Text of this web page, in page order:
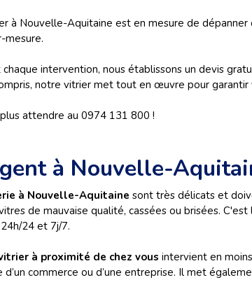
à Nouvelle-Aquitaine est en mesure de
mesure.
intervention, nous établissons un devis
notre vitrier met tout en œuvre pour
attendre au 0974 131 800 !
à Nouvelle-
à Nouvelle-Aquitaine sont très délicats et
de mauvaise qualité, cassées ou brisées.
24 et 7j/7.
à proximité de chez vous intervient en
d’un commerce ou d’une entreprise. Il met